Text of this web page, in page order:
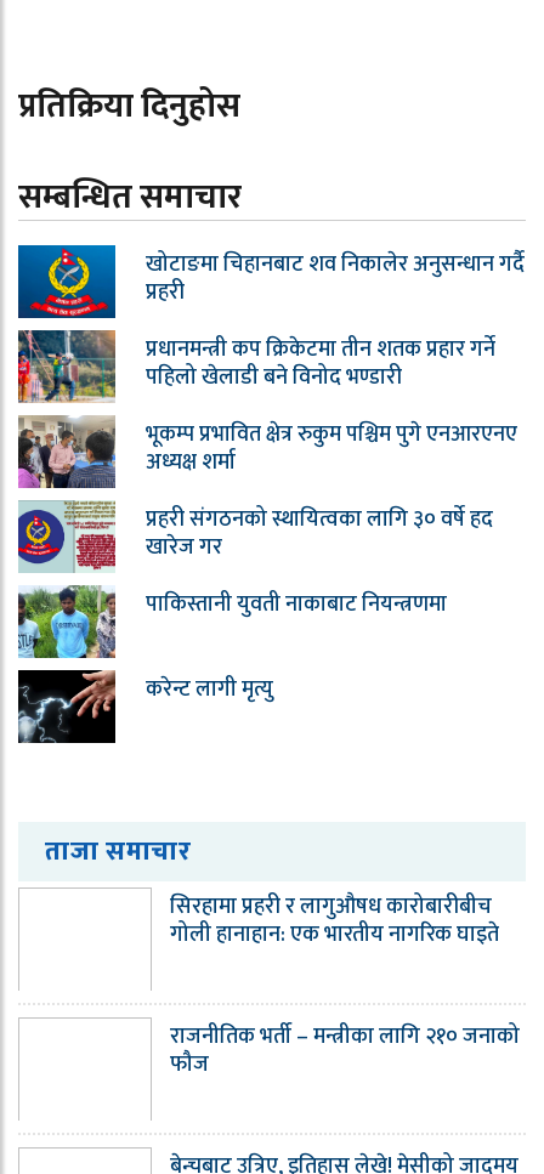
प्रतिक्रिया दिनुहोस
सम्बन्धित समाचार
खोटाङमा चिहानबाट शव निकालेर अनुसन्धान गर्दै
प्रहरी
प्रधानमन्त्री कप क्रिकेटमा तीन शतक प्रहार गर्ने
पहिलो खेलाडी बने विनोद भण्डारी
भूकम्प प्रभावित क्षेत्र रुकुम पश्चिम पुगे एनआरएनए
अध्यक्ष शर्मा
प्रहरी संगठनको स्थायित्वका लागि ३० वर्षे हद
खारेज गर
पाकिस्तानी युवती नाकाबाट नियन्त्रणमा
करेन्ट लागी मृत्यु
ताजा समाचार
सिरहामा प्रहरी र लागुऔषध कारोबारीबीच
गोली हानाहान: एक भारतीय नागरिक घाइते
राजनीतिक भर्ती – मन्त्रीका लागि २१० जनाको
फौज
बेन्चबाट उत्रिए, इतिहास लेखे! मेसीको जादुमय